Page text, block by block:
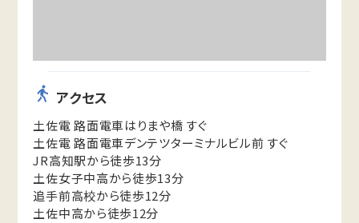
アクセス
土佐電 路面電車はりまや橋 すぐ
土佐電 路面電車デンテツターミナルビル前 すぐ
JR高知駅から徒歩13分
土佐女子中高から徒歩13分
追手前高校から徒歩12分
土佐中高から徒歩12分